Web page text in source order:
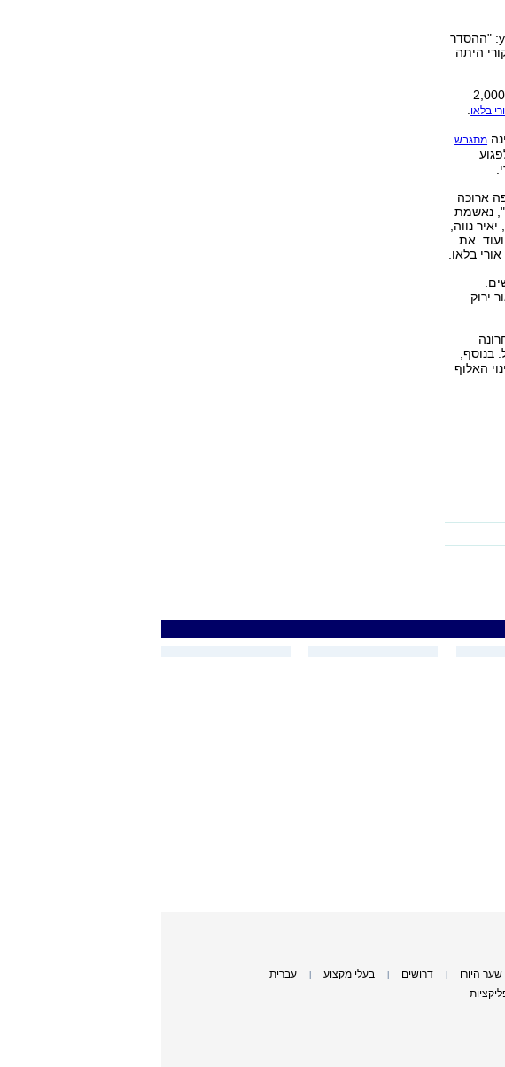
עו"ד איתן להמן, המייצג את קם יחד עם עו"ד אביגדור פלדמן, אמר ל-ynet: "ההסדר
היתה
כתב אישום בגין בגניבת למעלה מ-2,000
בלאו
מתגבש
ארוכה
נאשמת
נווה,
ועוד. את
בלאו.
ירוק
בנוסף,
האלוף
שער היורו דרושים בעלי מקצוע עברית